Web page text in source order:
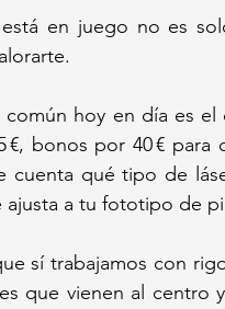
en juego no es
común hoy en día es
€, bonos por 40 €
cuenta qué tipo de
ajusta a tu fototipo de
sí trabajamos con
que vienen al centro